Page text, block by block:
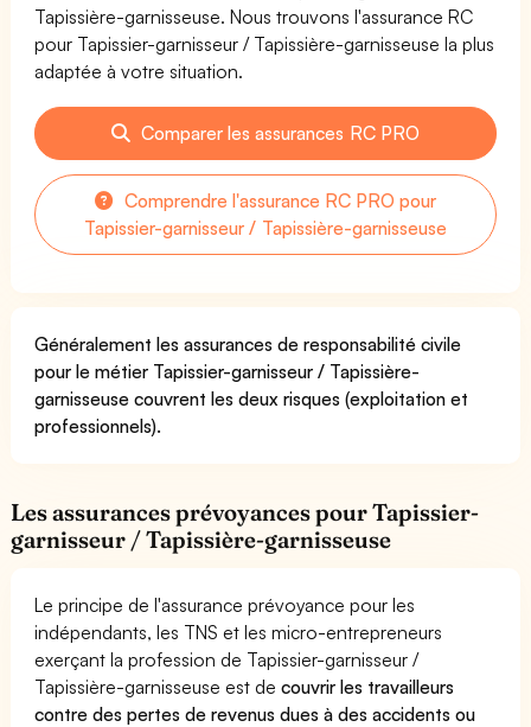
Tapissière-garnisseuse. Nous trouvons l'assurance RC
pour Tapissier-garnisseur / Tapissière-garnisseuse la plus
adaptée à votre situation.
Comparer les assurances RC PRO
Comprendre l'assurance RC PRO pour
Tapissier-garnisseur / Tapissière-garnisseuse
Généralement les assurances de responsabilité civile
pour le métier Tapissier-garnisseur / Tapissière-
garnisseuse couvrent les deux risques (exploitation et
professionnels).
Les assurances prévoyances pour Tapissier-
garnisseur / Tapissière-garnisseuse
Le principe de l'assurance prévoyance pour les
indépendants, les TNS et les micro-entrepreneurs
exerçant la profession de Tapissier-garnisseur /
Tapissière-garnisseuse est decouvrir les travailleurs
contre des pertes de revenus dues à des accidents ou